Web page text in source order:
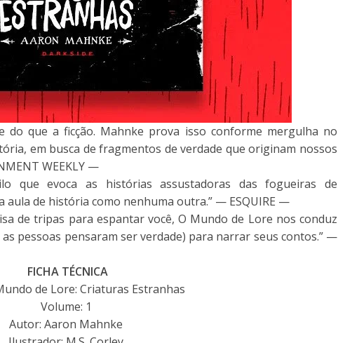
do que a ficção. Mahnke prova isso conforme mergulha no
em busca de fragmentos de verdade que originam nossos
WEEKLY —
que evoca as histórias assustadoras das fogueiras de
aula de história como nenhuma outra.” — ESQUIRE —
de tripas para espantar você, O Mundo de Lore nos conduz
pessoas pensaram ser verdade) para narrar seus contos.” —
FICHA TÉCNICA
de Lore: Criaturas Estranhas
Volume: 1
Autor: Aaron Mahnke